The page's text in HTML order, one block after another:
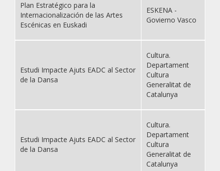
Plan Estratégico para la
Internacionalización de las Artes
Escénicas en Euskadi
ESKENA -
Govierno Vasco
Estudi Impacte Ajuts EADC al Sector
de la Dansa
Cultura.
Departament
Cultura
Generalitat de
Catalunya
Estudi Impacte Ajuts EADC al Sector
de la Dansa
Cultura.
Departament
Cultura
Generalitat de
Catalunya